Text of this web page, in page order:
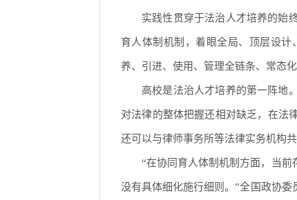
实践性贯穿于法治人才培养的始
育人体制机制，着眼全局、顶层设
养、引进、使用、管理全链条、常态化
高校是法治人才培养的第一阵地
对法律的整体把握还相对缺乏，在法
还可以与律师事务所等法律实务机构
“在协同育人体制机制方面，当
没有具体细化施行细则。”全国政协